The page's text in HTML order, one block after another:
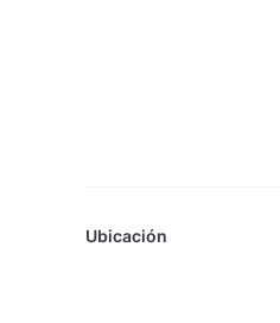
Ubicación